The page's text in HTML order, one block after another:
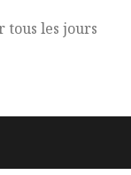
tous les jours